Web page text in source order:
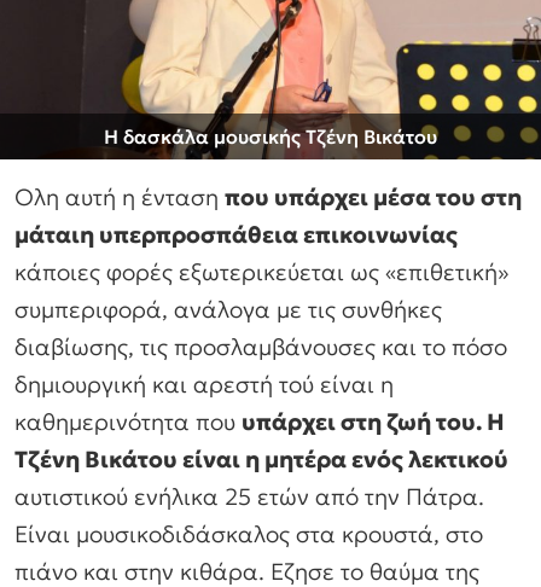
Η δασκάλα μουσικής Τζένη Βικάτου
Ολη αυτή η ένταση που υπάρχει μέσα του στη
μάταιη υπερπροσπάθεια επικοινωνίας
κάποιες φορές εξωτερικεύεται ως «επιθετική»
συμπεριφορά, ανάλογα με τις συνθήκες
διαβίωσης, τις προσλαμβάνουσες και το πόσο
δημιουργική και αρεστή τού είναι η
καθημερινότητα που υπάρχει στη ζωή του. Η
Τζένη Βικάτου είναι η μητέρα ενός λεκτικού
αυτιστικού ενήλικα 25 ετών από την Πάτρα.
Είναι μουσικοδιδάσκαλος στα κρουστά, στο
πιάνο και στην κιθάρα. Εζησε το θαύμα της